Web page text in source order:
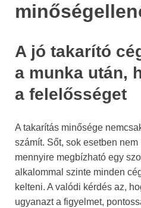
A jó takarító
a munka után,
a felelősséget
A takarítás minősége
számít. Sőt, sok esetben
mennyire megbízható egy
alkalommal szinte minden
kelteni. A valódi kérdés az,
ugyanazt a figyelmet,